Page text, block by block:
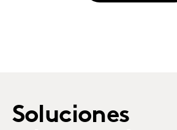
Soluciones